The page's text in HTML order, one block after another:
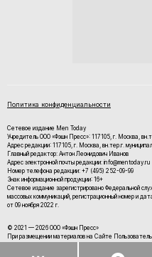
Политика конфиденциальности
Сетевое издание Men Today
Учредитель ООО «Фэшн Пресс»: 117105, г. Москва,
Адрес редакции: 117105, г. Москва, вн.тер.г.
Главный редактор: Антон Леонидович Иванов
Адрес электронной почты редакции: info@mentoday.ru
Номер телефона редакции: +7 (495) 252-09-99
Знак информационной продукции: 16+
Cетевое издание зарегистрировано Федеральной
массовых коммуникаций, регистрационный номер и
от 09 ноября 2022 г.
© 2021 — 2026 ООО «Фэшн Пресс»
При размещении материалов на Сайте
произведений, а также на демонстрацию материалов